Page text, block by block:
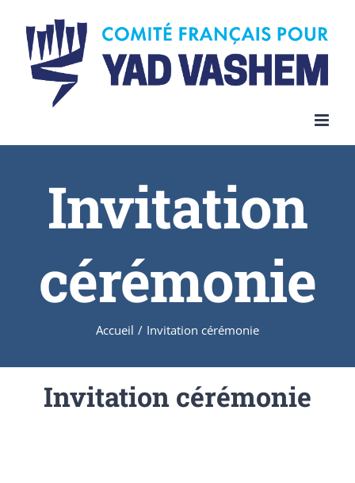
Invitation
cérémonie
Accueil / Invitation cérémonie
Invitation cérémonie